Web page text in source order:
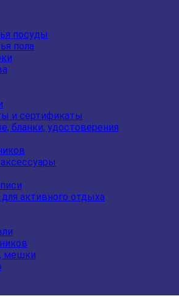
посуды
пола
и сертификаты
бланки, удостоверения
активного отдыха
мешки